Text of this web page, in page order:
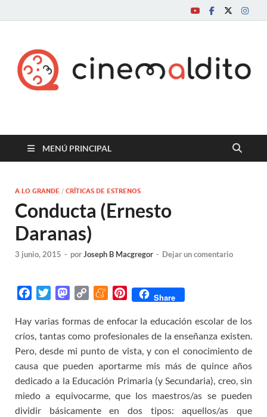
Cine maldito
MENÚ PRINCIPAL
A LO GRANDE / CRÍTICAS DE ESTRENOS
Conducta (Ernesto
Daranas)
3 junio, 2015 - porJoseph B Macgregor - Dejar un comentario
c
e
b
o
o
k
i
t
t
e
r
M
s
t
o
d
o
n
p
y
L
i
n
k
M
n
e
a
m
e
P
n
t
e
r
e
s
t
Share
Hay varias formas de enfocar la educación escolar de los
críos, tantas como profesionales de la enseñanza existen.
Pero, desde mi punto de vista, y con el conocimiento de
causa que pueden aportarme mis más de quince años
dedicado a la Educación Primaria (y Secundaria), creo, sin
miedo a equivocarme, que los maestros/as se pueden
dividir básicamente en dos tipos: aquellos/as que